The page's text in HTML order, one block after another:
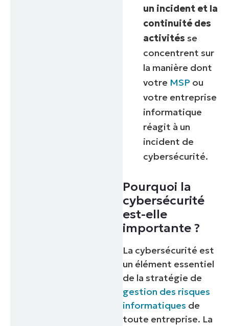
un incident et la
continuité des
activités se
concentrent sur
la manière dont
votre MSP ou
votre entreprise
informatique
réagit à un
incident de
cybersécurité.
Pourquoi la
cybersécurité
est-elle
importante ?
La cybersécurité est
un élément essentiel
de la stratégie de
gestion des risques
informatiques de
toute entreprise. La